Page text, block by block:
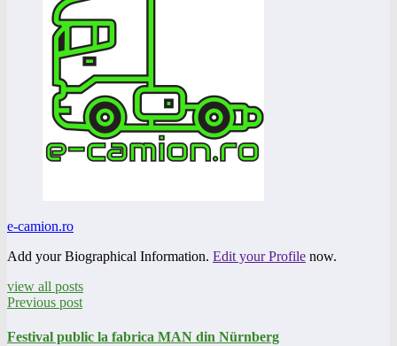
e-camion.ro
Add your Biographical Information. Edit your Profile now.
view all posts
Previous post
Festival public la fabrica MAN din Nürnberg